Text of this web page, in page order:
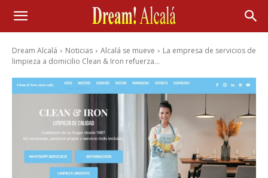
Dream Alcalá Noticias Alcalá se mueve
La empresa de servicios de
limpieza a domicilio Clean & Iron refuerza...